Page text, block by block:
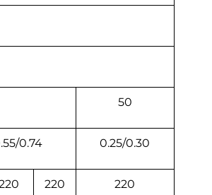
50
0.74 0.25/0.30
220 220